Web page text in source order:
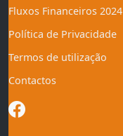
Fluxos Financeiros 2024
Política de Privacidade
Termos de utilização
Contactos